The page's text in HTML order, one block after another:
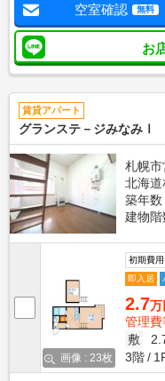
空室確認 無料
お
賃貸アパート
グランステ－ジみなみⅠ
札幌
北海道
築年数
建物階
画像 : 23枚
初期費
即入居
2.7万
管理費
敷
3階